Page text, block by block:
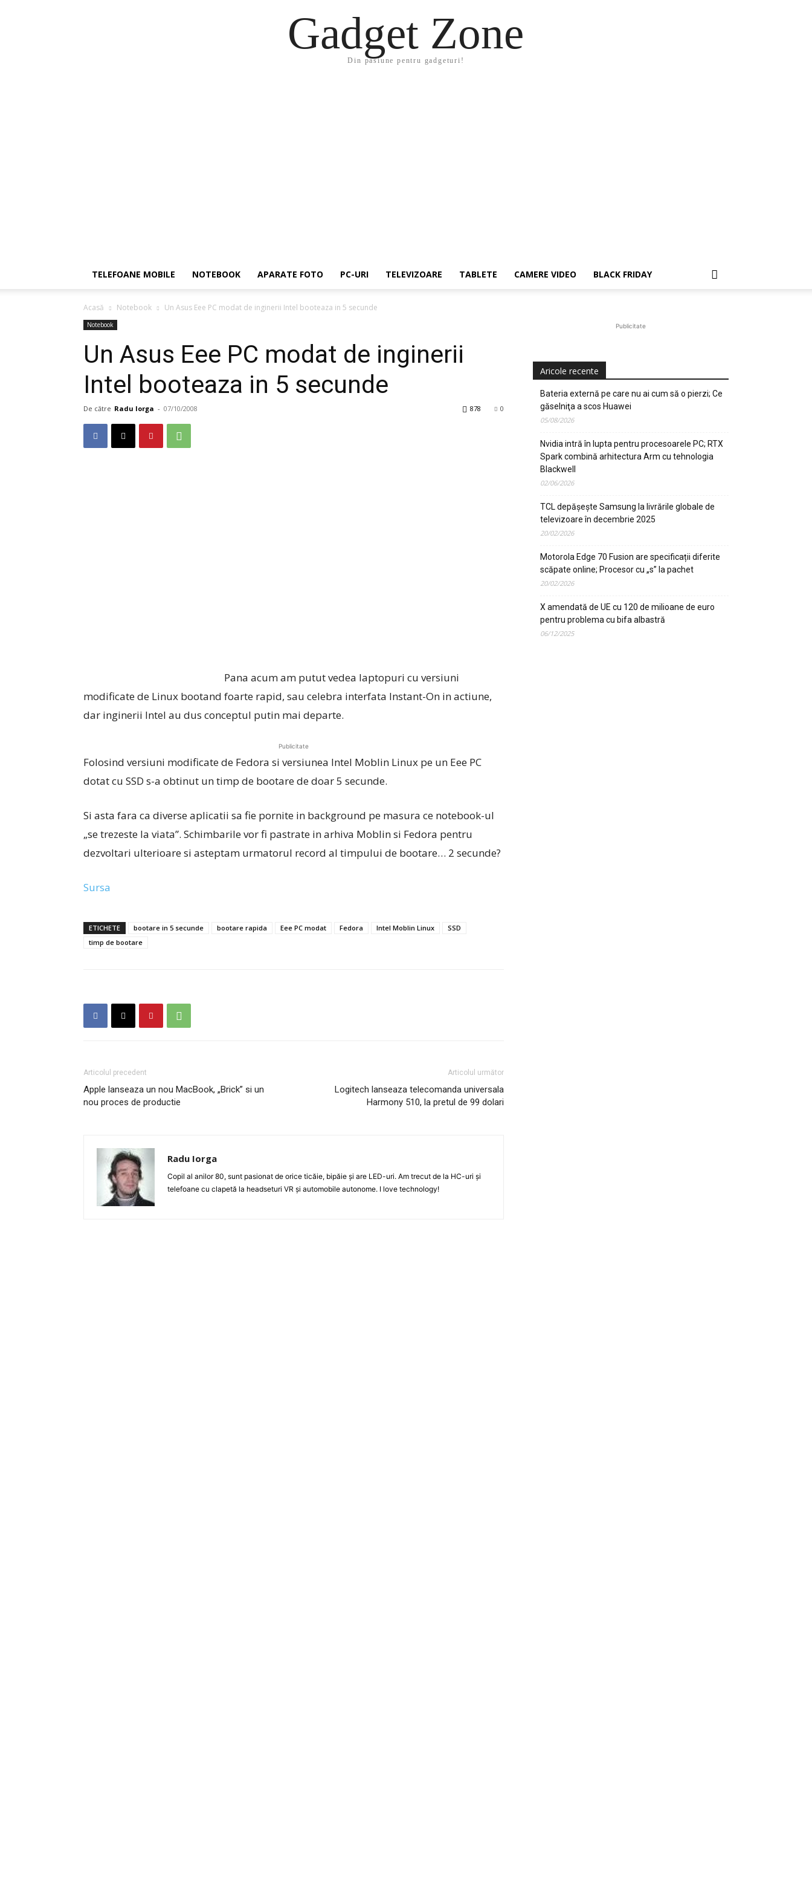
Gadget Zone
Din pasiune pentru gadgeturi!
TELEFOANE MOBILE NOTEBOOK APARATE FOTO PC-URI TELEVIZOARE TABLETE CAMERE VIDEO BLACK FRIDAY
Acasă Notebook Un Asus Eee PC modat de inginerii Intel booteaza in 5 secunde
Notebook
Un Asus Eee PC modat de inginerii
Intel booteaza in 5 secunde
De către Radu Iorga - 07/10/2008 0
878
Pana acum am putut vedea laptopuri cu versiuni
modificate de Linux bootand foarte rapid, sau celebra interfata Instant-On in actiune,
dar inginerii Intel au dus conceptul putin mai departe.
Publicitate
Folosind versiuni modificate de Fedora si versiunea Intel Moblin Linux pe un Eee PC
dotat cu SSD s-a obtinut un timp de bootare de doar 5 secunde.
Si asta fara ca diverse aplicatii sa fie pornite in background pe masura ce notebook-ul
„se trezeste la viata”. Schimbarile vor fi pastrate in arhiva Moblin si Fedora pentru
dezvoltari ulterioare si asteptam urmatorul record al timpului de bootare… 2 secunde?
Sursa
ETICHETE bootare in 5 secunde bootare rapida Eee PC modat Fedora Intel Moblin Linux
SSD
timp de bootare
Articolul precedent
Apple lanseaza un nou MacBook, „Brick” si un
nou proces de productie
Articolul următor
Logitech lanseaza telecomanda universala
Harmony 510, la pretul de 99 dolari
Radu Iorga
Copil al anilor 80, sunt pasionat de orice ticăie, bipăie şi are LED-uri. Am trecut de la HC-uri şi
telefoane cu clapetă la headseturi VR şi automobile autonome. I love technology!
Publicitate
Aricole recente
Bateria externă pe care nu ai cum să o pierzi; Ce
găselniţa a scos Huawei
05/08/2026
Nvidia intră în lupta pentru procesoarele PC; RTX
Spark combină arhitectura Arm cu tehnologia
Blackwell
02/06/2026
TCL depășește Samsung la livrările globale de
televizoare în decembrie 2025
20/02/2026
Motorola Edge 70 Fusion are specificații diferite
scăpate online; Procesor cu „s” la pachet
20/02/2026
X amendată de UE cu 120 de milioane de euro
pentru problema cu bifa albastră
06/12/2025